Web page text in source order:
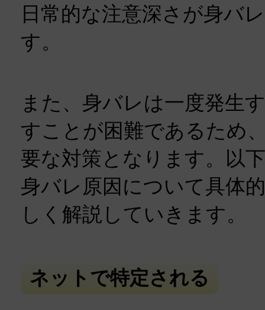
日常的な注意深さが身バ
す。
また、身バレは一度発生
すことが困難であるため
要な対策となります。以
身バレ原因について具体
しく解説していきます。
ネットで特定される